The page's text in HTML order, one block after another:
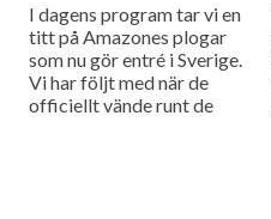
I dagens program tar vi en
titt på Amazones plogar
som nu gör entré i Sverige.
Vi har följt med när de
officiellt vände runt de